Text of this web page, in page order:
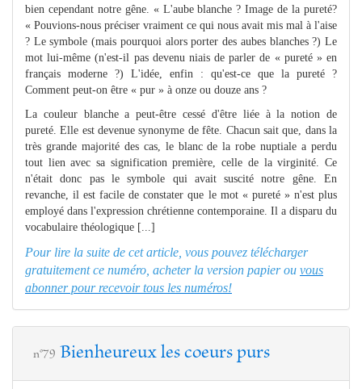
bien cependant notre gêne. « L'aube blanche ? Image de la pureté?
« Pouvions-nous préciser vraiment ce qui nous avait mis mal à l'aise
? Le symbole (mais pourquoi alors porter des aubes blanches ?) Le
mot lui-même (n'est-il pas devenu niais de parler de « pureté » en
français moderne ?) L'idée, enfin : qu'est-ce que la pureté ?
Comment peut-on être « pur » à onze ou douze ans ?
La couleur blanche a peut-être cessé d'être liée à la notion de
pureté. Elle est devenue synonyme de fête. Chacun sait que, dans la
très grande majorité des cas, le blanc de la robe nuptiale a perdu
tout lien avec sa signification première, celle de la virginité. Ce
n'était donc pas le symbole qui avait suscité notre gêne. En
revanche, il est facile de constater que le mot « pureté » n'est plus
employé dans l'expression chrétienne contemporaine. Il a disparu du
vocabulaire théologique [...]
Pour lire la suite de cet article, vous pouvez télécharger
gratuitement ce numéro, acheter la version papier ou vous
abonner pour recevoir tous les numéros!
n°79 Bienheureux les coeurs purs